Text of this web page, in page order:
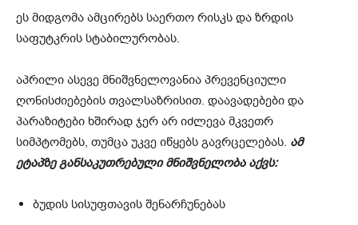
ეს მიდგომა ამცირებს საერთო რისკს და ზრდის
საფუტკრის სტაბილურობას.
აპრილი ასევე მნიშვნელოვანია პრევენციული
ღონისძიებების თვალსაზრისით. დაავადებები და
პარაზიტები ხშირად ჯერ არ იძლევა მკვეთრ
სიმპტომებს, თუმცა უკვე იწყებს გავრცელებას. ამ
ეტაპზე განსაკუთრებული მნიშვნელობა აქვს:
ბუდის სისუფთავის შენარჩუნებას